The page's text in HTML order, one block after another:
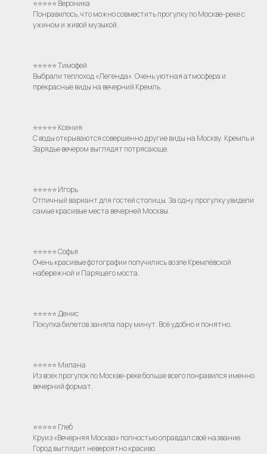
⭐⭐⭐⭐⭐ Вероника
Понравилось, что можно совместить прогулку по Москве-реке с
ужином и живой музыкой.
⭐⭐⭐⭐⭐ Тимофей
Выбрали теплоход «Легенда». Очень уютная атмосфера и
прекрасные виды на вечерний Кремль.
⭐⭐⭐⭐⭐ Ксения
С воды открываются совершенно другие виды на Москву. Кремль и
Зарядье вечером выглядят потрясающе.
⭐⭐⭐⭐⭐ Игорь
Отличный вариант для гостей столицы. За одну прогулку увидели
самые красивые места вечерней Москвы.
⭐⭐⭐⭐⭐ Софья
Очень красивые фотографии получились возле Кремлёвской
набережной и Парящего моста.
⭐⭐⭐⭐⭐ Денис
Покупка билетов заняла пару минут. Всё удобно и понятно.
⭐⭐⭐⭐⭐ Милана
Из всех прогулок по Москве-реке больше всего понравился именно
вечерний формат.
⭐⭐⭐⭐⭐ Глеб
Круиз «Вечерняя Москва» полностью оправдал своё название.
Город выглядит невероятно красиво.